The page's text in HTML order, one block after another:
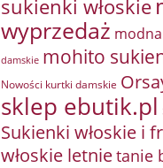
sukienki włoskie
wyprzedaż
damskie mohito
Nowości kurtki damskie
sklep ebutik.pl
Sukienki włoskie i
włoskie letnietanie